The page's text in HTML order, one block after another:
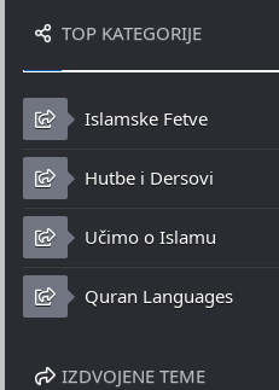
TOP KATEGORIJE
Islamske Fetve
Hutbe i Dersovi
Učimo o Islamu
Quran Languages
IZDVOJENE TEME